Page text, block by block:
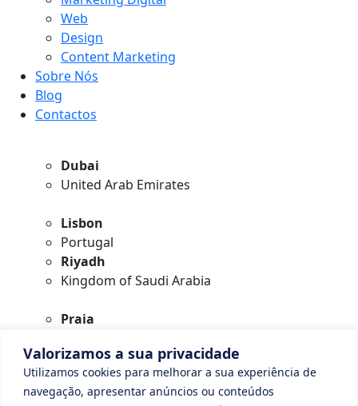
Valorizamos a sua privacidade
Utilizamos cookies para melhorar a sua experiência de
navegação, apresentar anúncios ou conteúdos
Web
Design
Content Marketing
Sobre Nós
Blog
Contactos
Dubai
United Arab Emirates
Lisbon
Portugal
Riyadh
Kingdom of Saudi Arabia
Praia
geral@digitalconnection.pt